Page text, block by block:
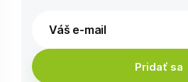
Pridať sa